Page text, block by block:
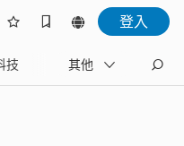
登入
技 財經
其他